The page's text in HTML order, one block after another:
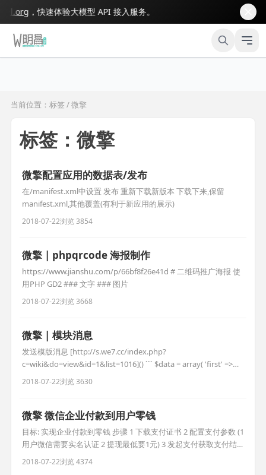
，快速体验大模型 API 接入服务。
当前位置：标签 / 微擎
标签：微擎
微擎配置应用的数据表/发布
在/manifest.xml中设置 发布 重新下载新版本 下载下来,保留
manifest.xml,其他覆盖(有利于新应用的展示)
2018-07-22浏览 3854
微擎 | phpqrcode 海报制作
https://www.jianshu.com/p/66bf8f26e41d # 二维码推广海报 使
用PHP GD2 ### 文字 ### 图片
2018-07-22浏览 3668
微擎 | 模块消息
发送模版消息 [http://s.we7.cc/index.php?
c=wiki&do=view&id=1&list=1016]() ``` $data = array( 'first' =>
array( 'value' => "订单提交成功！", 'color' => '#ff510' ),
'keyword1' => array( 'value' =>
2018-07-22浏览 3630
微擎 微信企业付款到用户零钱
目标: 实现企业付款到零钱 步骤 1 下载支付证书 2 配置支付参数 (1
用户微信需要实名认证 2 提现最低要1元) 3 发起支付获取支付结
果 企业付款微信官方文档
https://pay.weixin.qq.com/wiki/doc/api/tools/mch_pay.php?
2018-07-22浏览 4374